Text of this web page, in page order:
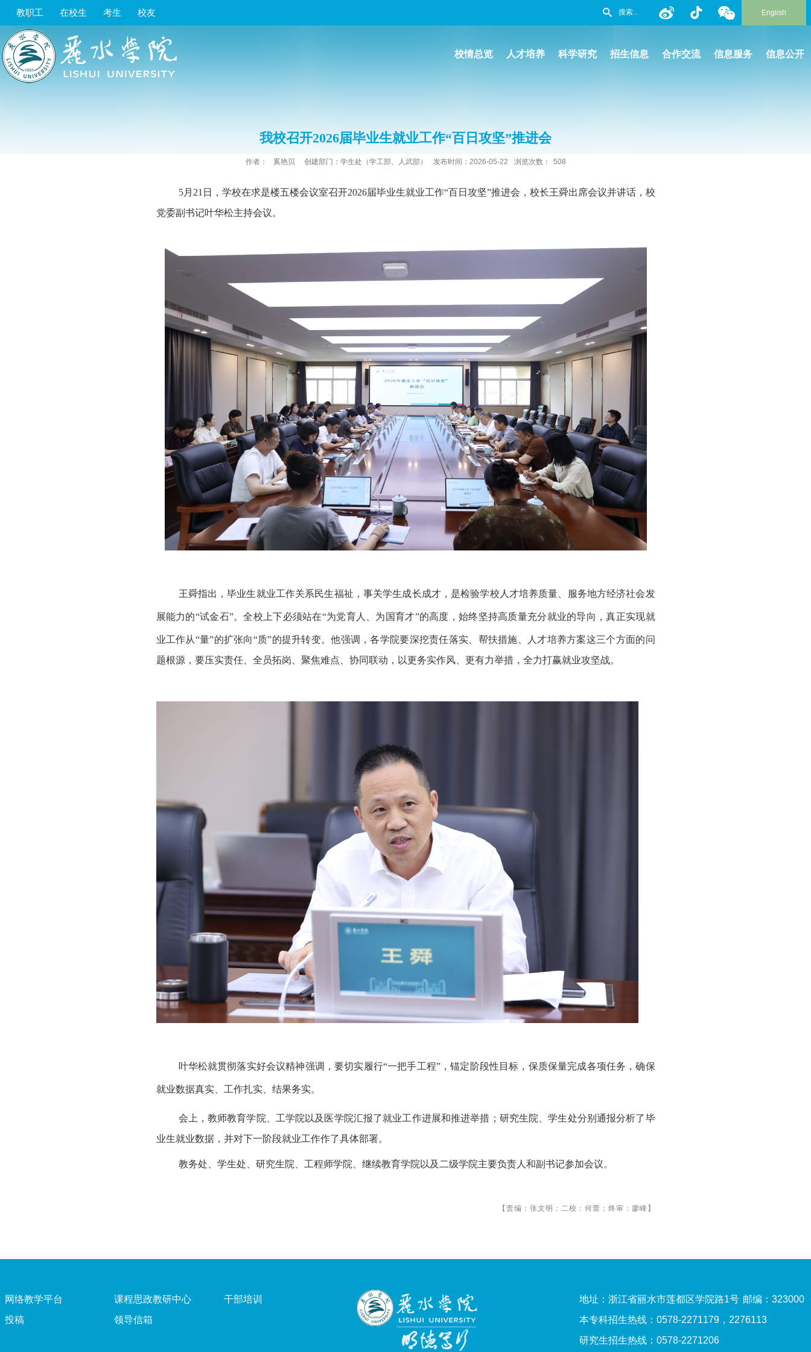
教职工 在校生 考生 校友 English
校情总览 人才培养 科学研究 招生信息 合作交流 信息服务 信息公开
我校召开2026届毕业生就业工作“百日攻坚”推进会
作者： 奚艳贝 创建部门：学生处（学工部、人武部） 发布时间：2026-05-22 浏览次数： 508
5月21 日，学校在求是楼五楼会议室召开2026届毕业生就业工作“百日攻坚”推进会，校长王舜出席会议并讲话，校
党委副书记叶华松主持会议。
王舜指出，毕业生就业工作关系民生福祉，事关学生成长成才，是检验学校人才培养质量、服务地方经济社会发
展能力的“试金石”。全校上下必须站在“为党育人、为国育才”的高度，始终坚持高质量充分就业的导向，真正实现就
业工作从“量”的扩张向“质”的提升转变。他强调，各学院要深挖责任落实、帮扶措施、人才培养方案这三个方面的问
题根源，要压实责任、全员拓岗、聚焦难点、协同联动，以更务实作风、更有力举措，全力打赢就业攻坚战。
叶华松就贯彻落实好会议精神强调，要切实履行“一把手工程”，锚定阶段性目标，保质保量完成各项任务，确保
就业数据真实、工作扎实、结果务实。
会上， 教师教育学院 工学院以及医学院汇报了就业工作进展和推进举措； 研究生院、学生处分别 通报分析了毕
业生就业数据，并对下一阶段就业工作作了具体部署。
教务处、学生处、研究生院、工程师学院、继续教育学院 以及二级学院主要负责人 和副书记参加会议。
【责编：张文明；二校：何蕾；终审：廖峰】
网络教学平台 课程思政教研中心
干部培训
投稿
领导信箱
地址：浙江省丽水市莲都区学院路1号 邮编：323000
本专科招生热线：0578-2271179，2276113
研究生招生热线：0578-2271206